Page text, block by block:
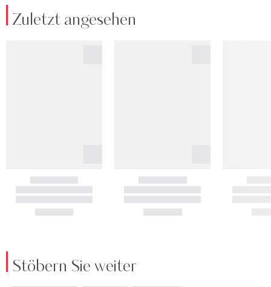
Zuletzt angesehen
Stöbern Sie weiter